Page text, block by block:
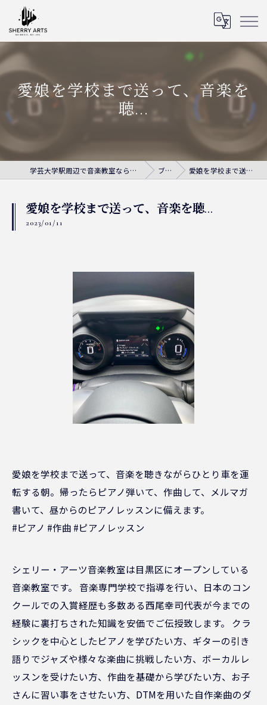
愛娘を学校まで送って、音楽を
聴...
学芸大学駅周辺で音楽教室ならシェリー・アーツ音楽教室 ブログ 愛娘を学校まで送って、音楽を聴...
愛娘を学校まで送って、音楽を聴...
2023/01/11
愛娘を学校まで送って、音楽を聴きながらひとり車を運
転する朝。帰ったらピアノ弾いて、作曲して、メルマガ
書いて、昼からのピアノレッスンに備えます。
#ピアノ #作曲 #ピアノレッスン
シェリー・アーツ音楽教室は目黒区にオープンしている
音楽教室です。 音楽専門学校で指導を行い、日本のコン
クールでの入賞経歴も多数ある西尾幸司代表が今までの
経験に裏打ちされた知識を安価でご伝授致します。 クラ
シックを中心としたピアノを学びたい方、ギターの引き
語りでジャズや様々な楽曲に挑戦したい方、ボーカルレ
ッスンを受けたい方、作曲を基礎から学びたい方、お子
さんに習い事をさせたい方、DTMを用いた自作楽曲のダ